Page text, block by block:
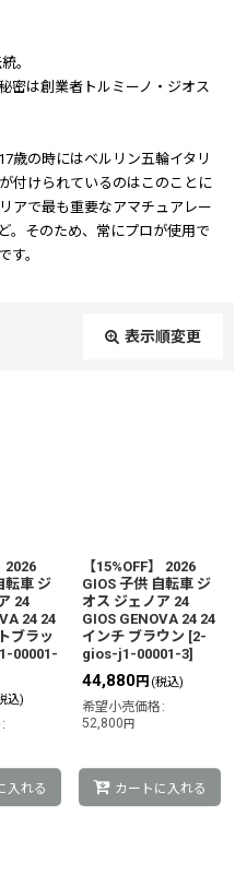
。
密は創業者トルミーノ・ジオス
歳の時にはベルリン五輪イタリ
付けられているのはこのことに
アで最も重要なアマチュアレー
。そのため、常にプロが使用で
す。
表示順変更
む
2026
転車 ジ
24
24 24
ブラッ
00001-
込)
:
入れる
【15%OFF】 2026
GIOS 子供 自転車 ジ
オス ジェノア 24
GIOS GENOVA 24 24
インチ ブラウン [2-
gios-j1-00001-3]
44,880円 (税込)
希望小売価格 :
52,800円
カートに入れる